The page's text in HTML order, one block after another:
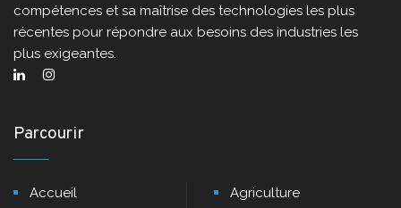
compétences et sa maîtrise des technologies les plus
récentes pour répondre aux besoins des industries les
plus exigeantes.
Parcourir
Accueil
Agriculture